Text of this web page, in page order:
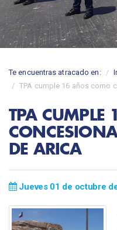
Te encuentras atracado en:
TPA cumple 16 años como
TPA
DE ARICA
Jueves 01 de octubre